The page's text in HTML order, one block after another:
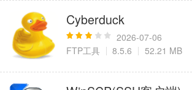
Cyberduck
2026-07-06
FTP工具
8.5.6 52.21 MB